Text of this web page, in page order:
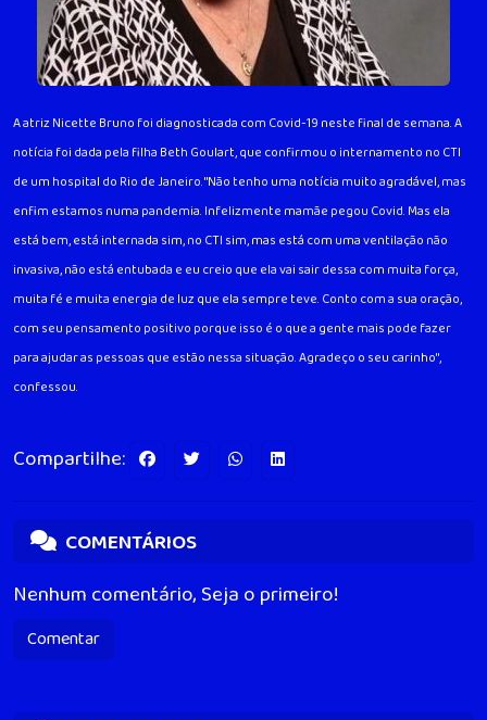
A atriz Nicette Bruno foi diagnosticada com Covid-19 neste final de semana. A
notícia foi dada pela filha Beth Goulart, que confirmou o internamento no CTI
de um hospital do Rio de Janeiro. "Não tenho uma notícia muito agradável, mas
enfim estamos numa pandemia. Infelizmente mamãe pegou Covid. Mas ela
está bem, está internada sim, no CTI sim, mas está com uma ventilação não
invasiva, não está entubada e eu creio que ela vai sair dessa com muita força,
muita fé e muita energia de luz que ela sempre teve. Conto com a sua oração,
com seu pensamento positivo porque isso é o que a gente mais pode fazer
para ajudar as pessoas que estão nessa situação. Agradeço o seu carinho",
confessou.
Compartilhe:
COMENTÁRIOS
Nenhum comentário, Seja o primeiro!
Comentar